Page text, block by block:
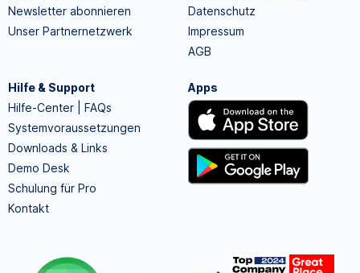
Newsletter abonnieren
Unser Partnernetzwerk
Datenschutz
Impressum
AGB
Hilfe & Support
Hilfe-Center | FAQs
Systemvoraussetzungen
Downloads & Links
Demo Desk
Schulung für Pro
Kontakt
Apps